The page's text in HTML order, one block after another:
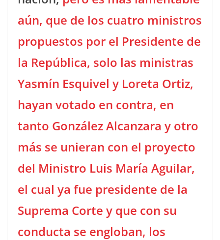
aún, que de los cuatro ministros
propuestos por el Presidente de
la República, solo las ministras
Yasmín Esquivel y Loreta Ortiz,
hayan votado en contra, en
tanto González Alcanzara y otro
más se unieran con el proyecto
del Ministro Luis María Aguilar,
el cual ya fue presidente de la
Suprema Corte y que con su
conducta se engloban, los